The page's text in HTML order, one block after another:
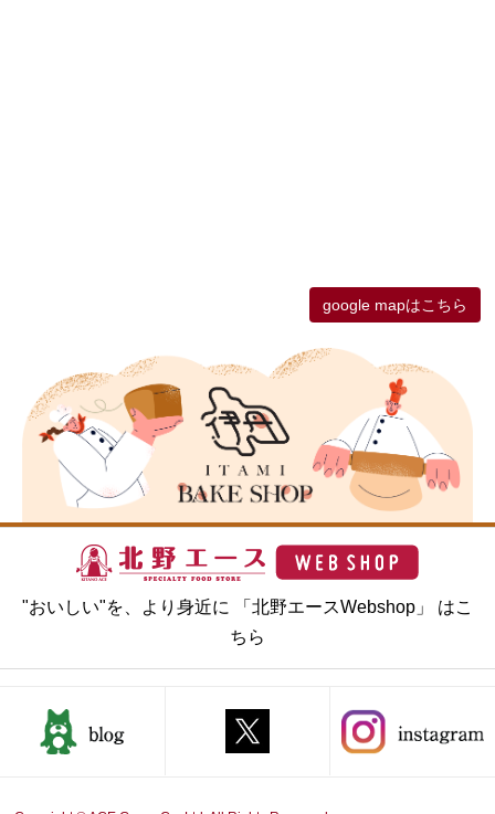
google mapはこちら
"おいしい"を、より身近に 「北野エースWebshop」 はこ
ちら